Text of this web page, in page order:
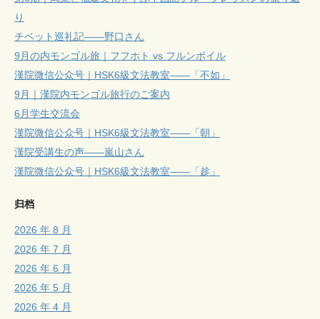
り
チベット巡礼記——野口さん
9月の内モンゴル旅｜フフホト vs フルンボイル
漢院微信公众号｜HSK6級文法教室——「不如」
9月｜漢院内モンゴル旅行のご案内
6月学生交流会
漢院微信公众号｜HSK6級文法教室——「朝」
漢院受講生の声——嵐山さん
漢院微信公众号｜HSK6級文法教室——「趁」
归档
2026 年 8 月
2026 年 7 月
2026 年 6 月
2026 年 5 月
2026 年 4 月